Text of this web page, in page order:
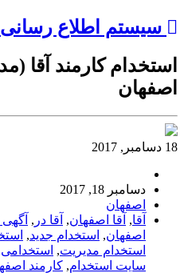
سیستم اطلاع رسانی
استخدام کارمند آقا
اصفهان
18 دسامبر, 2017
دسامبر 18, 2017
اصفهان
آقا, آقا اصفهان, آقا در , آگهی
اصفهان, استخدام جدید,
استخدام مدیریت, استخدامی
سایت استخدام, کارمند